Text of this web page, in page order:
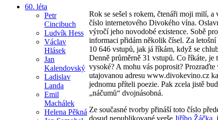
60. léta
Petr
Cincibuch
Ludvík Hess
Václav
Hlásek
Jan
Kalendovský
Ladislav
Landa
Emil
Machálek
Helena Pěkná
Rok se sešel s rokem, čtenáři moji milí, a
číslo internetového Divokého vína.
výročí jeho novodobé existence. Sobě
informaci přidám několik čísel. Za letošní
10 646 vstupů, jak já říkám, když se
Denně průměrně 31 vstupů. Co říkáte, je
vysoké? A mohu vás poprosit? Prozraďte
utajovanou adresu www.divokevino.cz
jednomu příteli poezie. Pak zcela jistě
„náčumů“ dvojnásobná.
Ze současné tvorby přináší toto číslo
dosud nepublikované verše Jiřího Žáčka,